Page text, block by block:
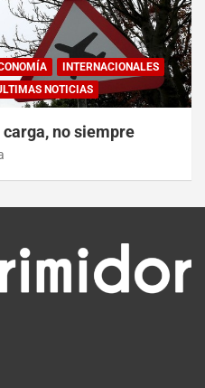
INTERNACIONALES
NOTICIAS
no siempre